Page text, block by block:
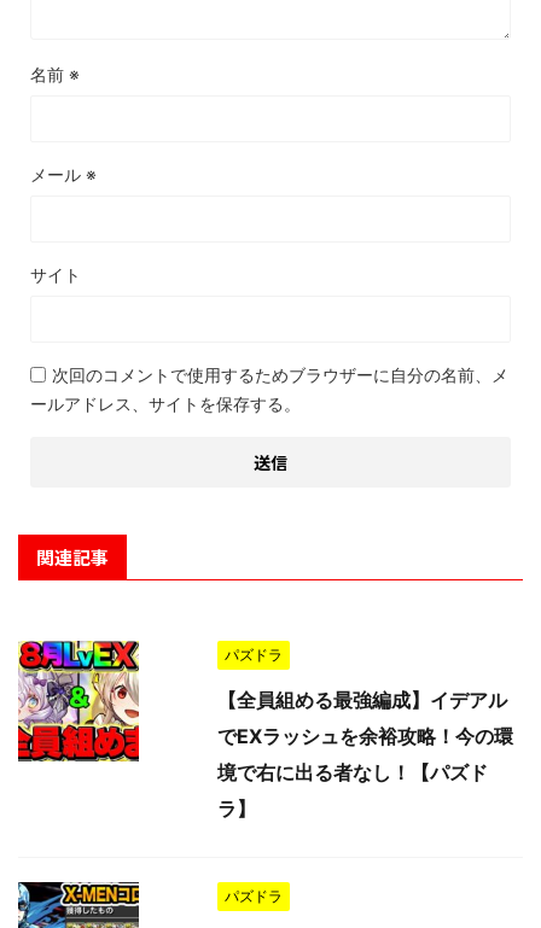
名前 ※
メール ※
サイト
次回のコメントで使用するためブラウザーに自分の名前、メ
ールアドレス、サイトを保存する。
関連記事
パズドラ
【全員組める最強編成】イデアル
でEXラッシュを余裕攻略！今の環
境で右に出る者なし！【パズド
ラ】
パズドラ